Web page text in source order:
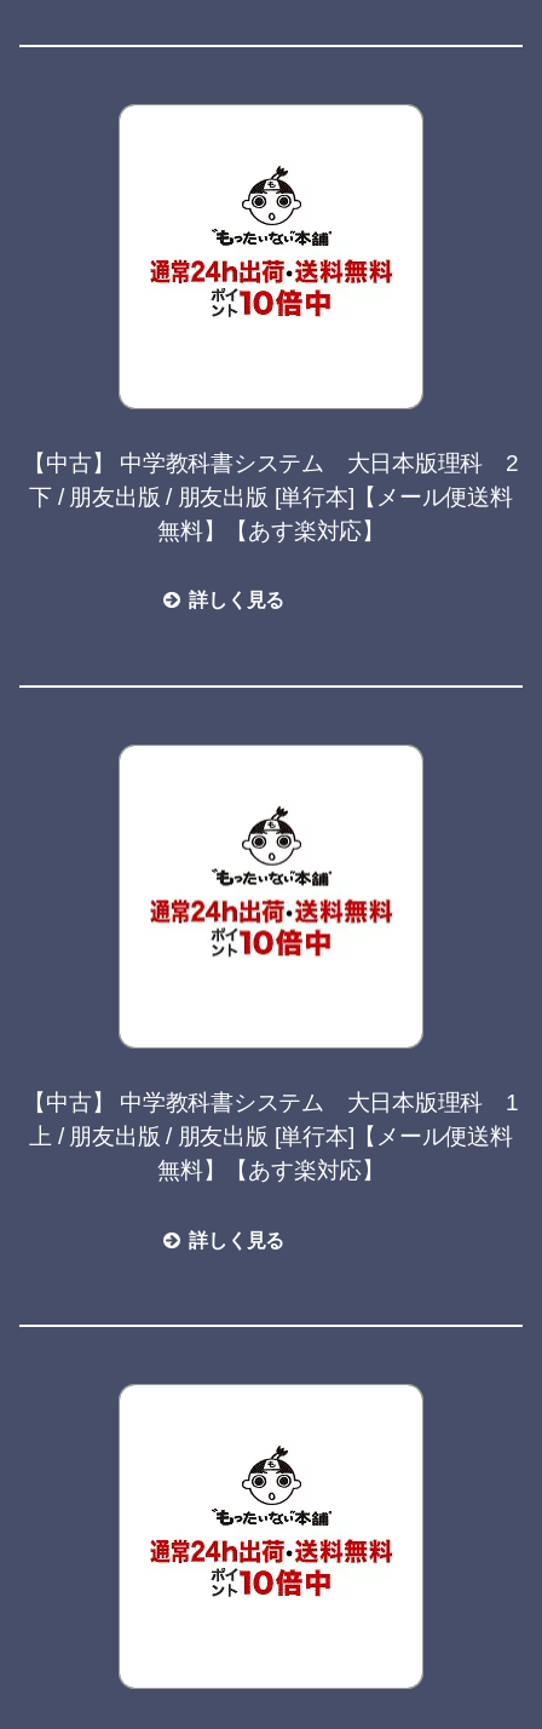
【中古】 中学教科書システム 大日本版理科 2
下 / 朋友出版 / 朋友出版 [単行本]【メール便送料
無料】【あす楽対応】
詳しく見る
【中古】 中学教科書システム 大日本版理科 1
上 / 朋友出版 / 朋友出版 [単行本]【メール便送料
無料】【あす楽対応】
詳しく見る